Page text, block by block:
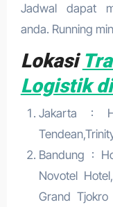
Jadwal dapat
anda. Running
Lokasi
Logistik
Jakarta :
Bandung :
Novotel
Grand